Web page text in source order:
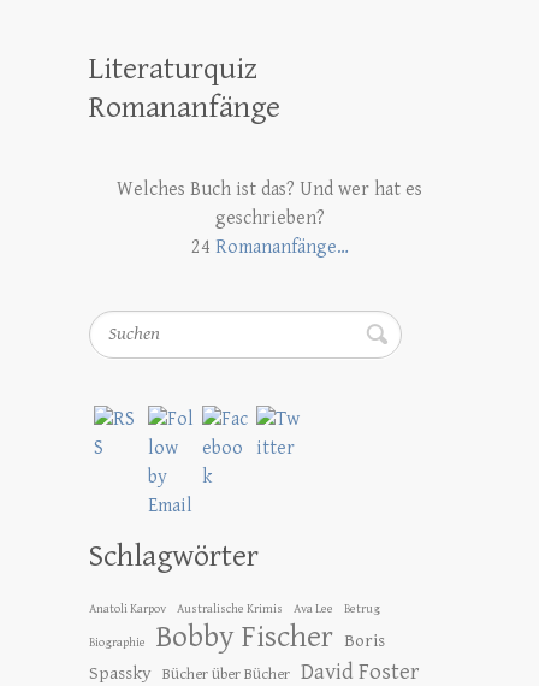
Literaturquiz
Romananfänge
Welches Buch ist das? Und wer hat es
geschrieben?
24 Romananfänge…
Suchen
Schlagwörter
Anatoli Karpov Australische Krimis Ava Lee Betrug
Biographie Bobby Fischer Boris
Spassky Bücher über Bücher David Foster